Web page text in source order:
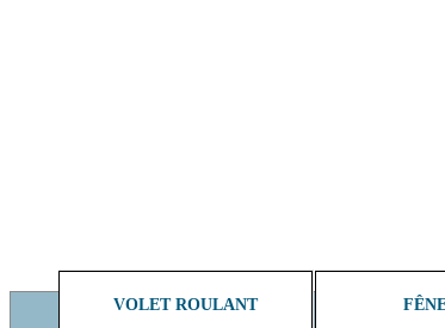
VOLET ROULANT